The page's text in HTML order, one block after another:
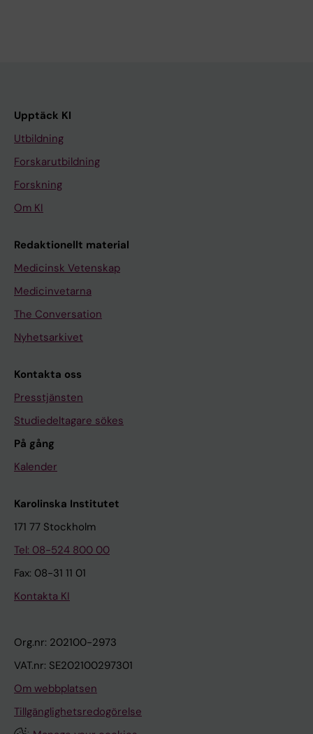
Upptäck KI
Utbildning
Forskarutbildning
Forskning
Om KI
Redaktionellt material
Medicinsk Vetenskap
Medicinvetarna
The Conversation
Nyhetsarkivet
Kontakta oss
Presstjänsten
Studiedeltagare sökes
På gång
Kalender
Karolinska Institutet
171 77 Stockholm
Tel: 08-524 800 00
Fax: 08-31 11 01
Kontakta KI
Org.nr: 202100-2973
VAT.nr: SE202100297301
Om webbplatsen
Tillgänglighetsredogörelse